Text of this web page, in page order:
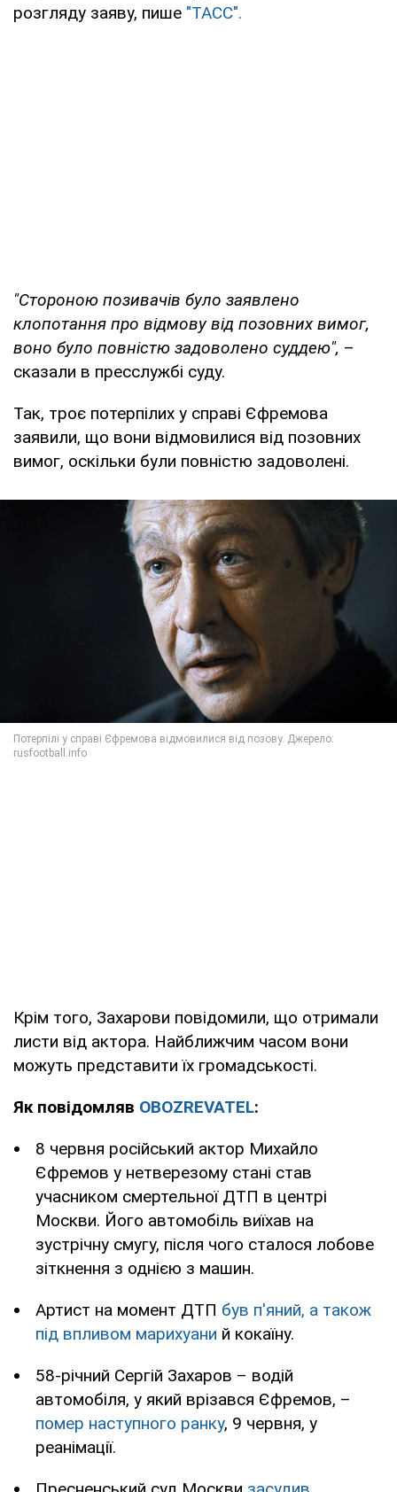
розгляду заяву, пише "ТАСС".
"Стороною позивачів було заявлено
клопотання про відмову від позовних вимог,
воно було повністю задоволено суддею", –
сказали в пресслужбі суду.
Так, троє потерпілих у справі Єфремова
заявили, що вони відмовилися від позовних
вимог, оскільки були повністю задоволені.
Крім того, Захарови повідомили, що отримали
листи від актора. Найближчим часом вони
можуть представити їх громадськості.
Як повідомляв OBOZREVATEL:
8 червня російський актор Михайло
Єфремов у нетверезому стані став
учасником смертельної ДТП в центрі
Москви. Його автомобіль виїхав на
зустрічну смугу, після чого сталося лобове
зіткнення з однією з машин.
Артист на момент ДТП був п'яний, а також
під впливом марихуани й кокаїну.
58-річний Сергій Захаров – водій
автомобіля, у який врізався Єфремов, –
помер наступного ранку, 9 червня, у
реанімації.